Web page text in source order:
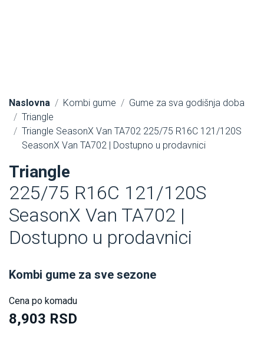
Naslovna Kombi gume
Gume za sva godišnja doba
Triangle
Triangle SeasonX Van TA702 225/75 R16C 121/120S
SeasonX Van TA702 | Dostupno u prodavnici
Triangle
225/75 R16C 121/120S
SeasonX Van TA702 |
Dostupno u prodavnici
Kombi gume za sve sezone
Cena po komadu
8,903 RSD